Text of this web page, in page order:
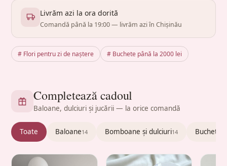
Livrăm azi la ora dorită
Comandă până la 19:00 — livrăm azi în Chișinău
# Flori pentru zi de naștere # Buchete până la 2000 lei
Completează cadoul
Baloane, dulciuri și jucării — la orice comandă
Toate Baloane14 Bomboane și dulciuri14 Buchete